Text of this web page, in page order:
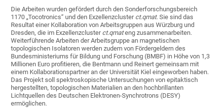
Die Arbeiten wurden gefördert durch den Sonderforschungsbereich
1170 „Tocotronics“ und den Exzellenzcluster ct.qmat. Sie sind das
Resultat einer Kollaboration von Arbeitsgruppen aus Würzburg und
Dresden, die im Exzellenzcluster ct.qmateng zusammenarbeiten.
Weiterführende Arbeiten der Arbeitsgruppe an magnetischen
topologischen Isolatoren werden zudem von Fördergeldern des
Bundesministeriums für Bildung und Forschung (BMBF) in Höhe von 1,3
Millionen Euro profitieren, die Bentmann und Reinert gemeinsam mit
einem Kollaborationspartner an der Universität Kiel eingeworben haben.
Das Projekt soll spektroskopische Untersuchungen von epitaktisch
hergestellten, topologischen Materialien an den hochbrillanten
Lichtquellen des Deutschen Elektronen-Synchrotrons (DESY)
ermöglichen.